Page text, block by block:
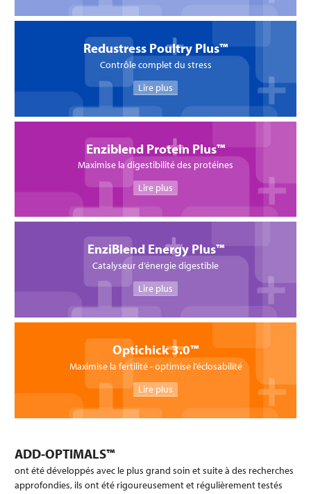
Redustress Poultry Plus™
Contrôle complet du stress
Lire plus
Enziblend Protein Plus™
Maximise la digestibilité des protéines
Lire plus
EnziBlend Energy Plus™
Catalyseur d’énergie digestible
Lire plus
Optichick 3.0™
Maximise la fertilité - optimise l’éclosabilité
Lire plus
ADD-OPTIMALS™
ont été développés avec le plus grand soin et suite à des recherches
approfondies, ils ont été rigoureusement et régulièrement testés